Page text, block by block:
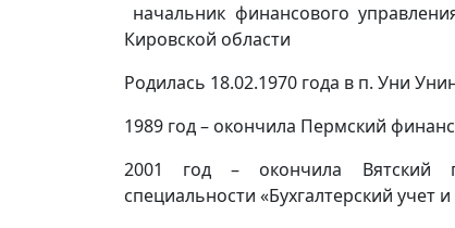
начальник финансового
Кировской области
Родилась 18.02.1970 года в п. Уни
1989 год – окончила Пермский
2001 год – окончила Вятский
специальности «Бухгалтерский учет и